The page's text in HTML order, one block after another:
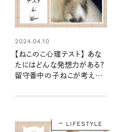
2024.04.10
【ねこのこ心理テスト】 あな
たにはどんな発想力がある？
留守番中の子ねこが考えて
LIFESTYLE